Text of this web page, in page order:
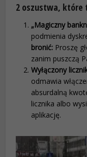
2 oszustwa, które
„Magiczny
podmienia
bronić: Proszę
zanim puszczą
Wyłączony
odmawia
absurdalną
licznika albo
aplikację.